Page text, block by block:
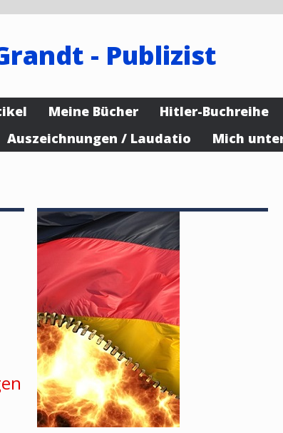
- Publizist
Meine Bücher Hitler-Buchreihe
Auszeichnungen / Laudatio Mich